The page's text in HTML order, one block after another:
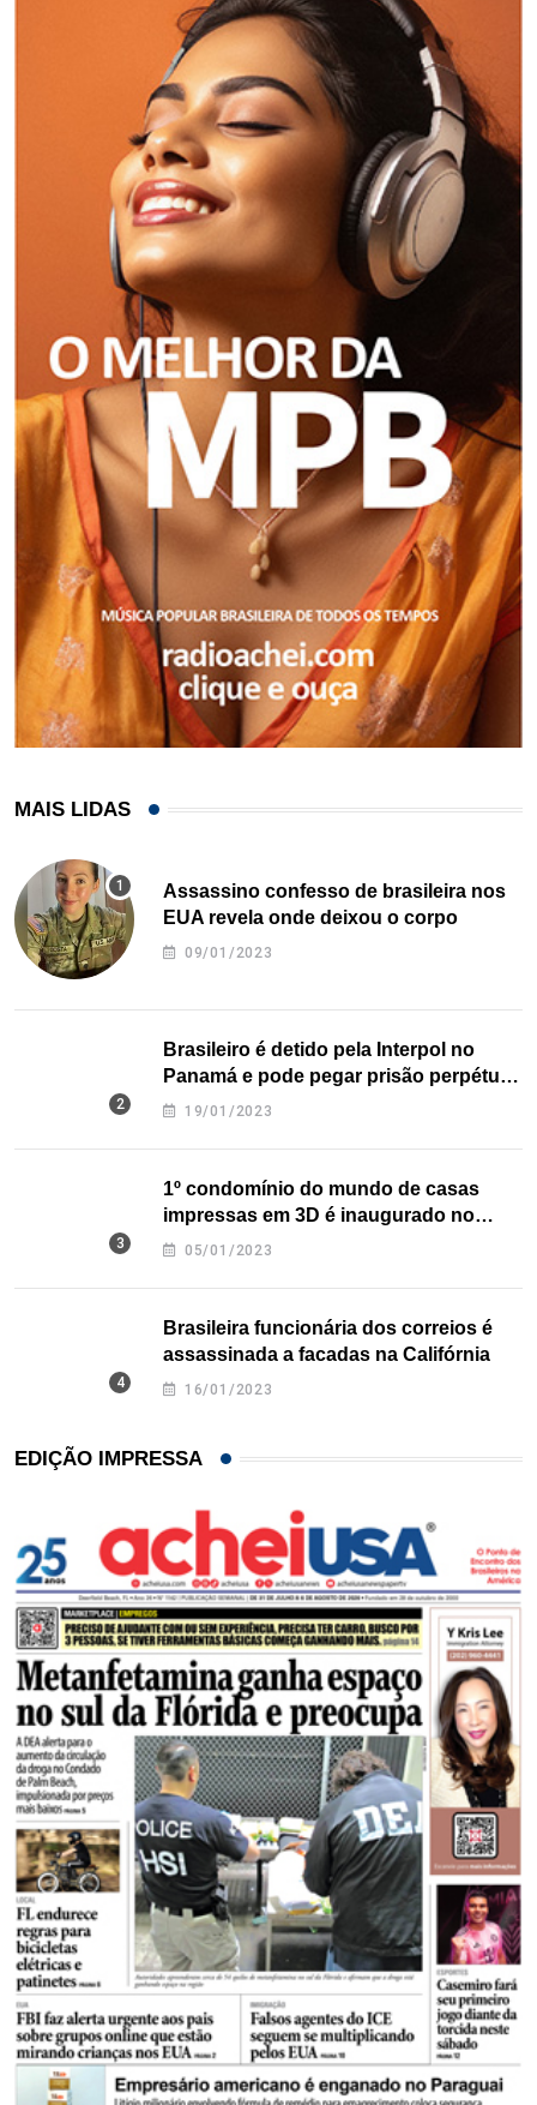
MAIS LIDAS
Assassino confesso de brasileira nos
EUA revela onde deixou o corpo
09/01/2023
Brasileiro é detido pela Interpol no
Panamá e pode pegar prisão perpétua
nos EUA
19/01/2023
1º condomínio do mundo de casas
impressas em 3D é inaugurado no
Texas
05/01/2023
Brasileira funcionária dos correios é
assassinada a facadas na Califórnia
16/01/2023
EDIÇÃO IMPRESSA